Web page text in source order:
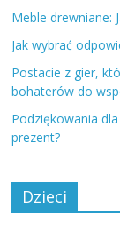
Meble drewniane:
Jak wybrać
Postacie z gier,
bohaterów do
Podziękowania
prezent?
Dzieci